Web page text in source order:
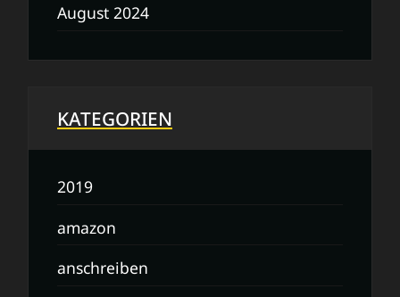
August 2024
KATEGORIEN
2019
amazon
anschreiben